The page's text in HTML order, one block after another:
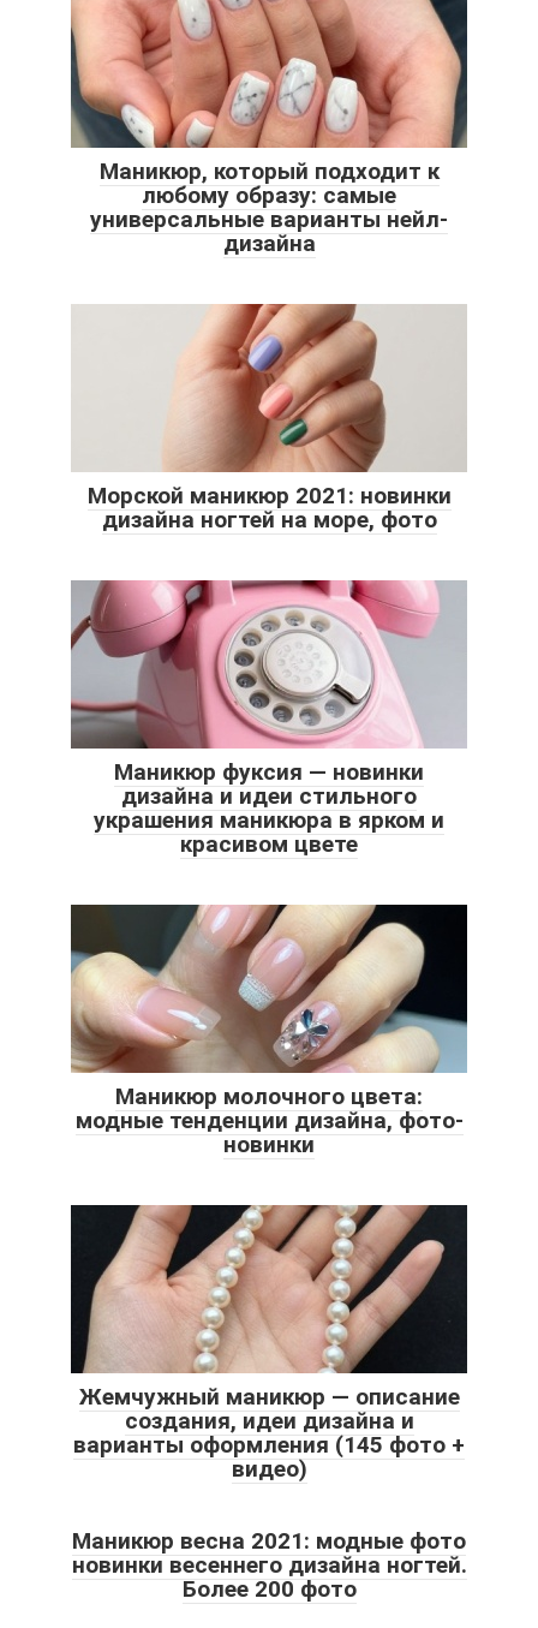
Маникюр, который подходит к
любому образу: самые
универсальные варианты нейл-
дизайна
Морской маникюр 2021: новинки
дизайна ногтей на море, фото
Маникюр фуксия — новинки
дизайна и идеи стильного
украшения маникюра в ярком и
красивом цвете
Маникюр молочного цвета:
модные тенденции дизайна, фото-
новинки
Жемчужный маникюр — описание
создания, идеи дизайна и
варианты оформления (145 фото +
видео)
Маникюр весна 2021: модные фото
новинки весеннего дизайна ногтей.
Более 200 фото